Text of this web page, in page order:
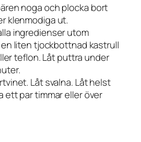
noga och plocka bort
klenmodiga ut.
ingredienser utom
liten tjockbottnad kastrull
teflon. Låt puttra under
Låt svalna. Låt helst
ett par timmar eller över